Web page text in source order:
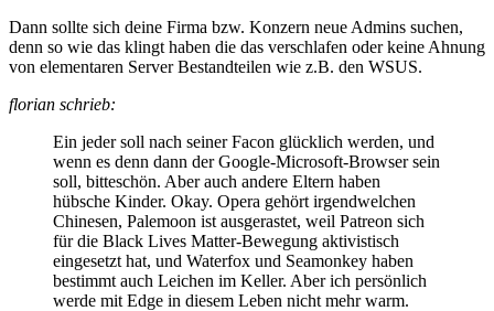
Dann sollte sich deine Firma bzw. Konzern neue Admins suchen,
denn so wie das klingt haben die das verschlafen oder keine Ahnung
von elementaren Server Bestandteilen wie z.B. den WSUS.
florian schrieb:
Ein jeder soll nach seiner Facon glücklich werden, und
wenn es denn dann der Google-Microsoft-Browser sein
soll, bitteschön. Aber auch andere Eltern haben
hübsche Kinder. Okay. Opera gehört irgendwelchen
Chinesen, Palemoon ist ausgerastet, weil Patreon sich
für die Black Lives Matter-Bewegung aktivistisch
eingesetzt hat, und Waterfox und Seamonkey haben
bestimmt auch Leichen im Keller. Aber ich persönlich
werde mit Edge in diesem Leben nicht mehr warm.